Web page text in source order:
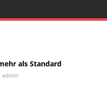
als Standard
admin